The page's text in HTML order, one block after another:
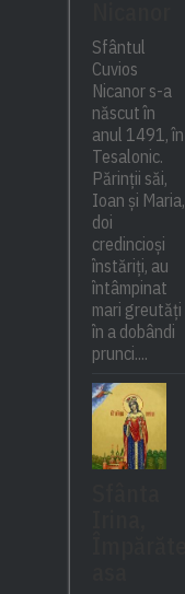
Sfântul
Cuvios
Nicanor s-a
născut în
anul 1491, în
Tesalonic.
Părinții săi,
Ioan și Maria,
doi
credincioși
înstăriți, au
întâmpinat
mari greutăți
în a dobândi
prunci....